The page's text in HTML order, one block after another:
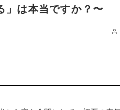
」は本当ですか？〜